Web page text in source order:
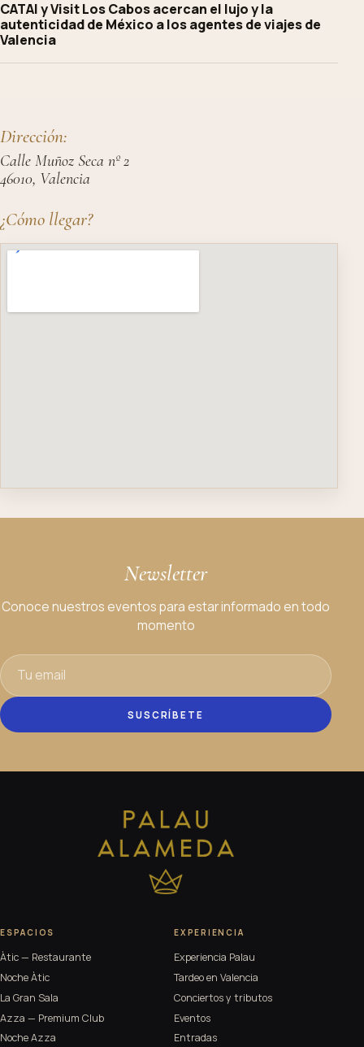
CATAI y Visit Los Cabos acercan el lujo y la
autenticidad de México a los agentes de viajes de
Valencia
Dirección:
Calle Muñoz Seca nº 2
46010, Valencia
¿Cómo llegar?
Newsletter
Conoce nuestros eventos para estar informado en todo
momento
SUSCRÍBETE
ESPACIOS
Àtic — Restaurante
Noche Àtic
La Gran Sala
Azza — Premium Club
Noche Azza
EXPERIENCIA
Experiencia Palau
Tardeo en Valencia
Conciertos y tributos
Eventos
Entradas